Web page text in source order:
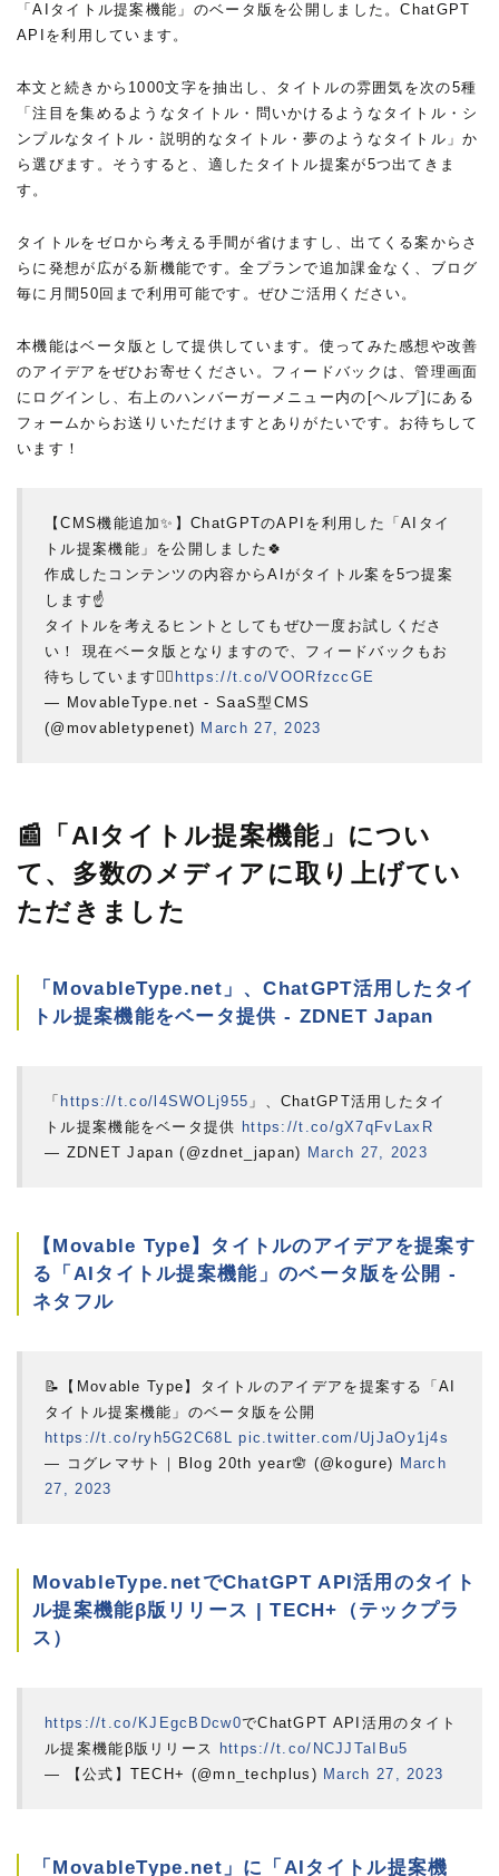
「AIタイトル提案機能」のベータ版を公開しました。ChatGPT
APIを利用しています。
本文と続きから1000文字を抽出し、タイトルの雰囲気を次の5種
「注目を集めるようなタイトル・問いかけるようなタイトル・シ
ンプルなタイトル・説明的なタイトル・夢のようなタイトル」か
ら選びます。そうすると、適したタイトル提案が5つ出てきま
す。
タイトルをゼロから考える手間が省けますし、出てくる案からさ
らに発想が広がる新機能です。全プランで追加課金なく、ブログ
毎に月間50回まで利用可能です。ぜひご活用ください。
本機能はベータ版として提供しています。使ってみた感想や改善
のアイデアをぜひお寄せください。フィードバックは、管理画面
にログインし、右上のハンバーガーメニュー内の[ヘルプ]にある
フォームからお送りいただけますとありがたいです。お待ちして
います！
【CMS機能追加✨】ChatGPTのAPIを利用した「AIタイ
トル提案機能」を公開しました🍀
作成したコンテンツの内容からAIがタイトル案を5つ提案
します☝️
タイトルを考えるヒントとしてもぜひ一度お試しくださ
い！ 現在ベータ版となりますので、フィードバックもお
待ちしています💁‍♂️ https://t.co/VOORfzccGE
— MovableType.net - SaaS型CMS
(@movabletypenet) March 27, 2023
📰「AIタイトル提案機能」につい
て、多数のメディアに取り上げてい
ただきました
「MovableType.net」、ChatGPT活用したタイ
トル提案機能をベータ提供 - ZDNET Japan
「 https://t.co/l4SWOLj955 」、ChatGPT活用したタイ
トル提案機能をベータ提供 https://t.co/gX7qFvLaxR
— ZDNET Japan (@zdnet_japan) March 27, 2023
【Movable Type】タイトルのアイデアを提案す
る「AIタイトル提案機能」のベータ版を公開 -
ネタフル
📝【Movable Type】タイトルのアイデアを提案する「AI
タイトル提案機能」のベータ版を公開
https://t.co/ryh5G2C68L pic.twitter.com/UjJaOy1j4s
— コグレマサト｜Blog 20th year🪬 (@kogure) March
27, 2023
MovableType.netでChatGPT API活用のタイト
ル提案機能β版リリース | TECH+（テックプラ
ス）
https://t.co/KJEgcBDcw0でChatGPT API活用のタイト
ル提案機能β版リリース
https://t.co/NCJJTaIBu5
— 【公式】TECH+ (@mn_techplus) March 27, 2023
「MovableType.net」に「AIタイトル提案機